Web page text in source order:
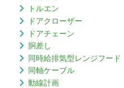
トルエン
ドアクローザー
ドアチェーン
胴差し
同時給排気型レンジフード
同軸ケーブル
動線計画